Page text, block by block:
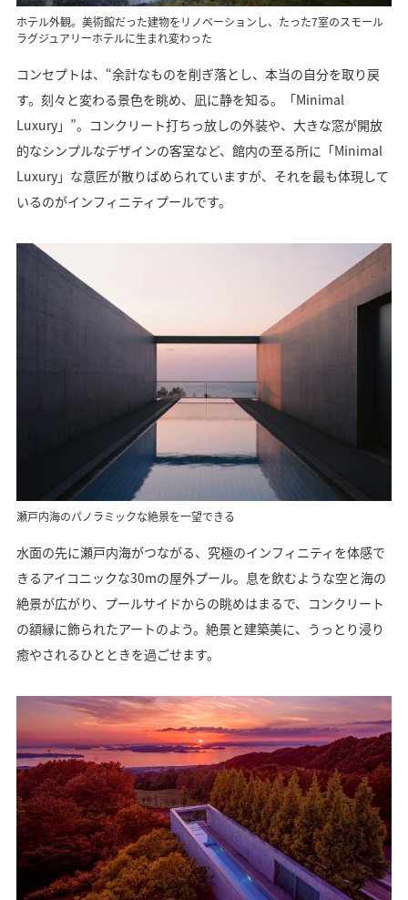
ホテル外観。美術館だった建物をリノベーションし、たった7室のスモール
ラグジュアリーホテルに生まれ変わった
コンセプトは、“余計なものを削ぎ落とし、本当の自分を取り戻
す。刻々と変わる景色を眺め、凪に静を知る。「Minimal
Luxury」”。コンクリート打ちっ放しの外装や、大きな窓が開放
的なシンプルなデザインの客室など、館内の至る所に「Minimal
Luxury」な意匠が散りばめられていますが、それを最も体現して
いるのがインフィニティプールです。
瀬戸内海のパノラミックな絶景を一望できる
水面の先に瀬戸内海がつながる、究極のインフィニティを体感で
きるアイコニックな30mの屋外プール。息を飲むような空と海の
絶景が広がり、プールサイドからの眺めはまるで、コンクリート
の額縁に飾られたアートのよう。絶景と建築美に、うっとり浸り
癒やされるひとときを過ごせます。